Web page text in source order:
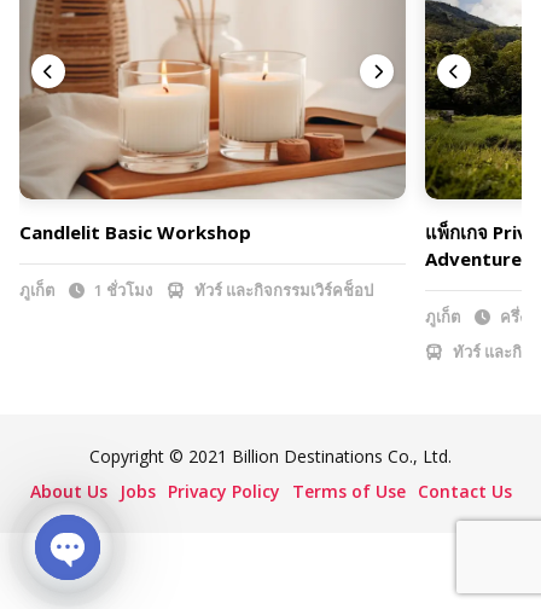
Candlelit Basic Workshop
ภูเก็ต 1 ชั่วโมง ทัวร์ และกิจกรรมเวิร์คช็อป
แพ็กเกจ
Adventure
ภูเก็ต
ครึ่งวั
ทัวร์ และกิจ
Copyright © 2021 Billion Destinations Co., Ltd.
About Us
Jobs Privacy Policy Terms of Use Contact Us